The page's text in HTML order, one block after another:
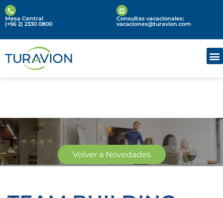
Mesa Central
(+56 2) 2330 0800
Consultas vacacionales:
vacaciones@turavion.com
Volver a Novedades